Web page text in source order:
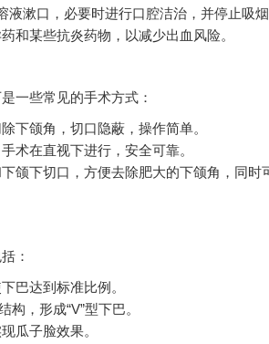
液漱口，必要时进行口腔洁治，并停止吸烟
和某些抗炎药物，以减少出血风险。
一些常见的手术方式：
下颌角，切口隐蔽，操作简单。
术在直视下进行，安全可靠。
下颌下切口，方便去除肥大的下颌角，同
：
巴达到标准比例。
构，形成“V”型下巴。
瓜子脸效果。